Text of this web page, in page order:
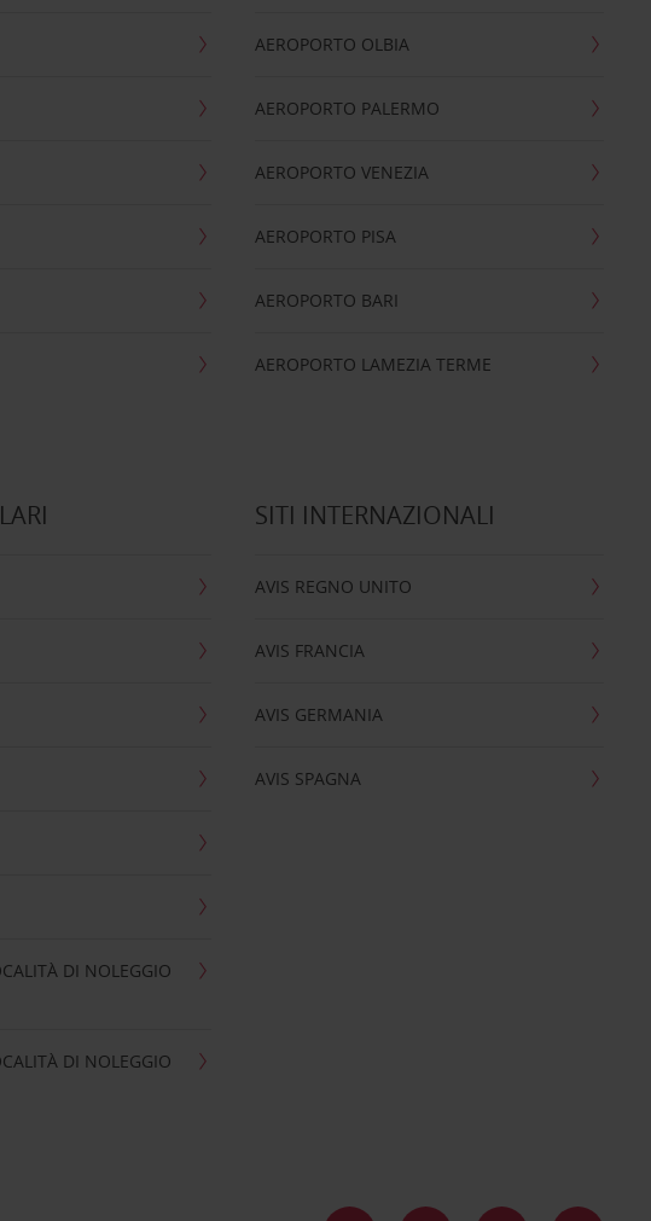
AEROPORTO OLBIA
AEROPORTO PALERMO
AEROPORTO VENEZIA
AEROPORTO PISA
AEROPORTO BARI
AEROPORTO LAMEZIA TERME
DI NOLEGGIO
DI NOLEGGIO
SITI INTERNAZIONALI
AVIS REGNO UNITO
AVIS FRANCIA
AVIS GERMANIA
AVIS SPAGNA